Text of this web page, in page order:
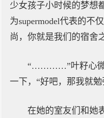
少女孩子小时候的梦想
为supermodel代表的不
尚，你就是我们的宿舍
“…………”叶籽心微
一下，“好吧，那我就
在她的室友们和她